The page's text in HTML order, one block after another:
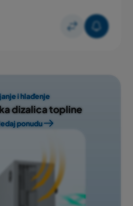
i hlađenje
dizalica topline
ponudu